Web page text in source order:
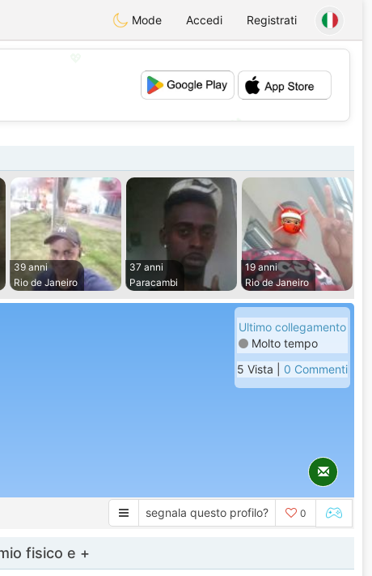
Mode Accedi Registrati
39 anni
Rio de Janeiro
37 anni
Paracambi
19 anni
Rio de Janeiro
Ultimo collegamento
Molto tempo
5 Vista | 0 Commenti
segnala questo profilo? 0
fisico e +